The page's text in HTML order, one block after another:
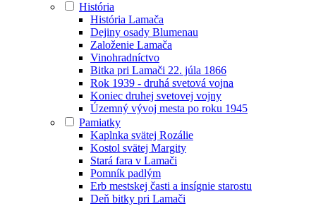
História
História Lamača
Dejiny osady Blumenau
Založenie Lamača
Vinohradníctvo
Bitka pri Lamači 22. júla 1866
Rok 1939 - druhá svetová vojna
Koniec druhej svetovej vojny
Územný vývoj mesta po roku 1945
Pamiatky
Kaplnka svätej Rozálie
Kostol svätej Margity
Stará fara v Lamači
Pomník padlým
Erb mestskej časti a insígnie starostu
Deň bitky pri Lamači